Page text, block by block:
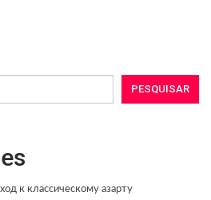
PESQUISAR
к классическому азарту